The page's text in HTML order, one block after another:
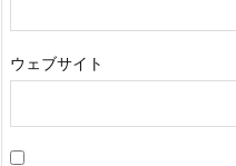
ウェブサイト